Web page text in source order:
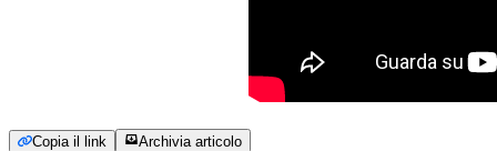
Copia il link Archivia articolo